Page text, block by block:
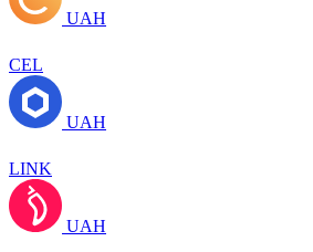
UAH
CEL
UAH
LINK
UAH